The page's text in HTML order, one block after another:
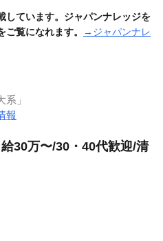
しています。ジャパンナレッジを
覧になれます。
→ジャパンナレ
」
報
30万〜/30・40代歓迎/清